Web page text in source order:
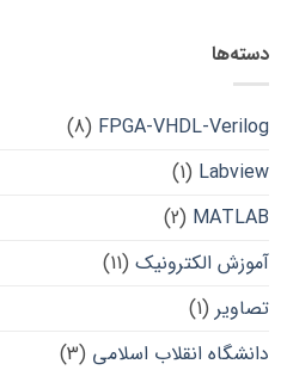
دسته‌ها
FPGA-VHDL-Verilog
(8)
Labview
(1)
MATLAB
(2)
آموزش الکترونیک (11)
تصاویر (1)
دانشگاه انقلاب اسلامی (3)